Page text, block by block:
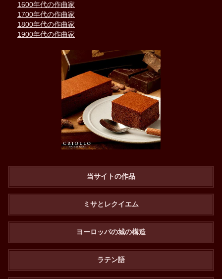
1600年代の作曲家
1700年代の作曲家
1800年代の作曲家
1900年代の作曲家
当サイトの作品
ミサとレクイエム
ヨーロッパの城の構造
ラテン語